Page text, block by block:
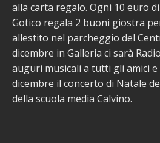
alla carta regalo. Ogni 10 euro
Gotico regala 2 buoni giostra
allestito nel parcheggio del
dicembre in Galleria ci sarà
auguri musicali a tutti gli amici e
dicembre il concerto di Natale
della scuola media Calvino.